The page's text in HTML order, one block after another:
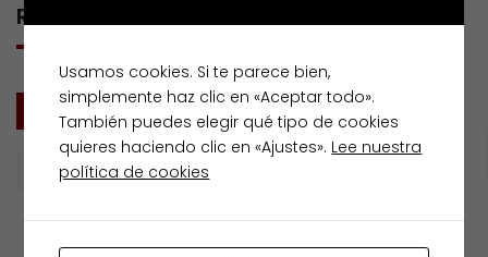
RU MAR CANTABRICO
VENTA
Fecha (nueva a antigua)
Usamos cookies. Si te parece bien,
simplemente haz clic en «Aceptar todo».
También puedes elegir qué tipo de cookies
quieres haciendo clic en «Ajustes». Lee nuestra
política de cookies